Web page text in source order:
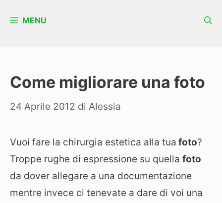
MENU
Come migliorare una foto
24 Aprile 2012 di Alessia
Vuoi fare la chirurgia estetica alla tua foto?
Troppe rughe di espressione su quella foto
da dover allegare a una documentazione
mentre invece ci tenevate a dare di voi una